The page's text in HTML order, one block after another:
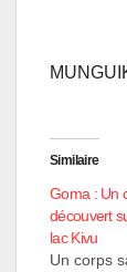
Similaire
Goma : Un
découvert
lac Kivu
Un corps